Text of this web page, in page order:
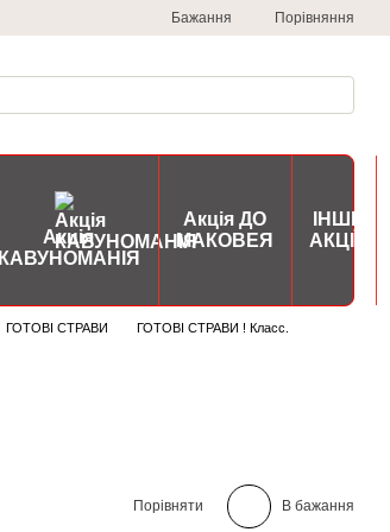
Бажання Порівняння
Акція
КАВУНОМАНІЯ
Акція ДО
МАКОВЕЯ
ІНШІ
АКЦІЇ
ГОТОВІ СТРАВИ
ГОТОВІ СТРАВИ ! Класс.
Порівняти В бажання